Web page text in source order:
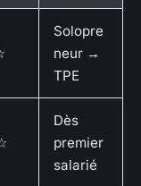
Solopre
neur →
TPE
Dès
premier
salarié